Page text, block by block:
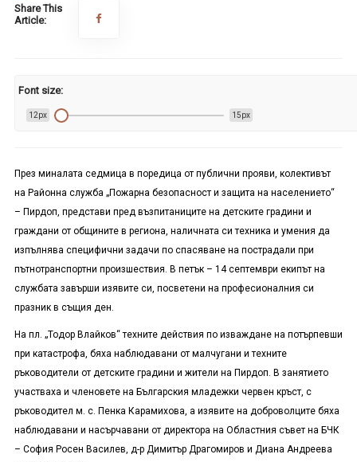
Share This
Article:
Font size:
12px 15px
През миналата седмица в поредица от публични прояви, колективът
на Районна служба „Пожарна безопасност и защита на населението“
– Пирдоп, представи пред възпитаниците на детските градини и
граждани от общините в региона, наличната си техника и умения да
изпълнява специфични задачи по спасяване на пострадали при
пътнотранспортни произшествия. В петък – 14 септември екипът на
службата завърши изявите си, посветени на професионалния си
празник в същия ден.
На пл. „Тодор Влайков“ техните действия по изваждане на потърпевши
при катастрофа, бяха наблюдавани от малчугани и техните
ръководители от детските градини и жители на Пирдоп. В занятието
участваха и членовете на Българския младежки червен кръст, с
ръководител м. с. Пенка Карамихова, а изявите на доброволците бяха
наблюдавани и насърчавани от директора на Областния съвет на БЧК
– София Росен Василев, д-р Димитър Драгомиров и Диана Андреева